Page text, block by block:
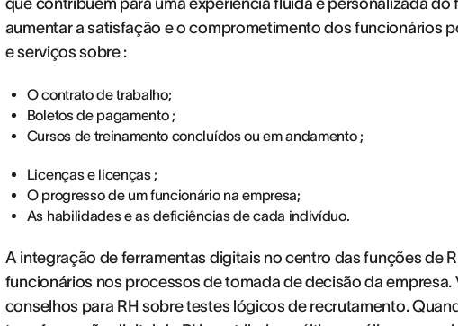
que contribuem para uma experiência fluida e personalizada do
aumentar a satisfação e o comprometimento dos funcionários
e serviços sobre :
O contrato de trabalho;
Boletos de pagamento ;
Cursos de treinamento concluídos ou em andamento ;
Licenças e licenças ;
O progresso de um funcionário na empresa;
As habilidades e as deficiências de cada indivíduo.
A integração de ferramentas digitais no centro das funções de
funcionários nos processos de tomada de decisão da
conselhos para RH sobre testes lógicos de recrutamento.